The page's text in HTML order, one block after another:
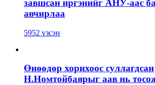
завшсан иргэнийг АНУ-аас
авчирлаа
5952 үзсэн
Өнөөдөр хорихоос суллагдсан
Н.Номтойбаярыг аав нь